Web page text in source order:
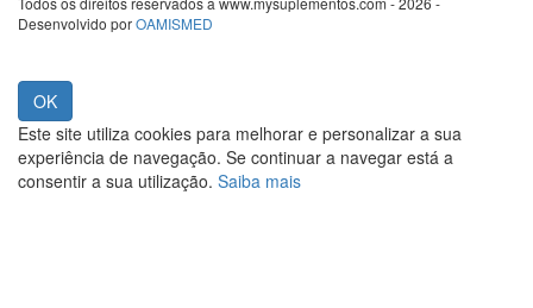
Desenvolvido porOAMISMED
Este site utiliza cookies para melhorar e personalizar a sua
experiência de navegação. Se continuar a navegar está a
consentir a sua utilização. Saiba mais